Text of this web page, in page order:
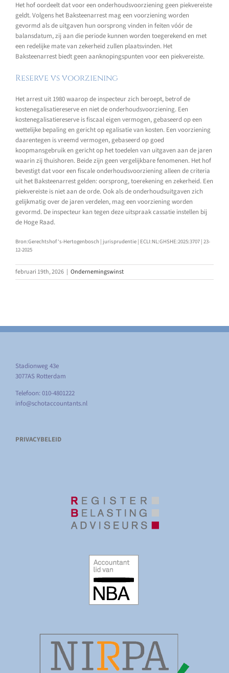
Het hof oordeelt dat voor een onderhoudsvoorziening geen piekvereiste
geldt. Volgens het Baksteenarrest mag een voorziening worden
gevormd als de uitgaven hun oorsprong vinden in feiten vóór de
balansdatum, zij aan die periode kunnen worden toegerekend en met
een redelijke mate van zekerheid zullen plaatsvinden. Het
Baksteenarrest biedt geen aanknopingspunten voor een piekvereiste.
Reserve vs voorziening
Het arrest uit 1980 waarop de inspecteur zich beroept, betrof de
kostenegalisatiereserve en niet de onderhoudsvoorziening. Een
kostenegalisatiereserve is fiscaal eigen vermogen, gebaseerd op een
wettelijke bepaling en gericht op egalisatie van kosten. Een voorziening
daarentegen is vreemd vermogen, gebaseerd op goed
koopmansgebruik en gericht op het toedelen van uitgaven aan de jaren
waarin zij thuishoren. Beide zijn geen vergelijkbare fenomenen. Het hof
bevestigt dat voor een fiscale onderhoudsvoorziening alleen de criteria
uit het Baksteenarrest gelden: oorsprong, toerekening en zekerheid. Een
piekvereiste is niet aan de orde. Ook als de onderhoudsuitgaven zich
gelijkmatig over de jaren verdelen, mag een voorziening worden
gevormd. De inspecteur kan tegen deze uitspraak cassatie instellen bij
de Hoge Raad.
Bron:Gerechtshof ‘s-Hertogenbosch | jurisprudentie | ECLI:NL:GHSHE:2025:3707 | 23-
12-2025
februari 19th, 2026 | Ondernemingswinst
Stadionweg 43e
3077AS Rotterdam
Telefoon: 010-4801222
info@schotaccountants.nl
PRIVACYBELEID